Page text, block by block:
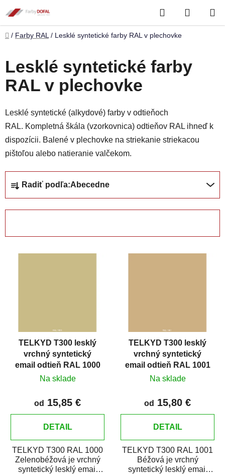
na
obsah
Hľadať
KOŠÍK
Domov
/ Farby RAL / Lesklé syntetické farby RAL v plechovke
Lesklé syntetické farby
RAL v plechovke
Lesklé syntetické (alkydové) farby v odtieňoch
RAL. Kompletná škála (vzorkovnica) odtieňov RAL ihneď k
dispozícii. Balené v plechovke na striekanie striekacou
pištoľou alebo natieranie valčekom.
Radiť podľa:Abecedne
o
TELKYD T300 lesklý
vrchný syntetický
email odtieň RAL 1000
Zelenobéžová
Na sklade
od 15,85 €
DETAIL
TELKYD T300 RAL 1000
Zelenobéžová je vrchný
syntetický lesklý email
TELKYD T300 lesklý
vrchný syntetický
email odtieň RAL 1001
Béžová
Na sklade
od 15,80 €
DETAIL
TELKYD T300 RAL 1001
Béžová je vrchný
syntetický lesklý email